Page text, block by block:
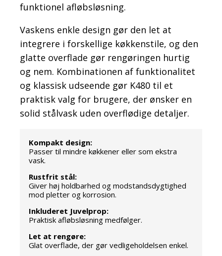
funktionel afløbsløsning.
Vaskens enkle design gør den let at
integrere i forskellige køkkenstile, og den
glatte overflade gør rengøringen hurtig
og nem. Kombinationen af funktionalitet
og klassisk udseende gør K480 til et
praktisk valg for brugere, der ønsker en
solid stålvask uden overflødige detaljer.
Kompakt design:
Passer til mindre køkkener eller som ekstra
vask.
Rustfrit stål:
Giver høj holdbarhed og modstandsdygtighed
mod pletter og korrosion.
Inkluderet Juvelprop:
Praktisk afløbsløsning medfølger.
Let at rengøre:
Glat overflade, der gør vedligeholdelsen enkel.